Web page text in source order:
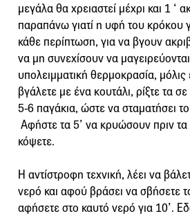
μεγάλα θα χρειαστεί μέχρι και 1 ‘
παραπάνω γιατί η υφή του κρόκου
κάθε περίπτωση, για να βγουν
να μη συνεχίσουν να
υπολειμματική θερμοκρασία, μόλις
βγάλετε με ένα κουτάλι, ρίξτε τα
5-6 παγάκια, ώστε να σταματήσει
Αφήστε τα 5’ να κρυώσουν πριν τα
κόψετε.
Η αντίστροφη τεχνική, λέει να
νερό και αφού βράσει να σβήσετε το
αφήσετε στο καυτό νερό για 10’.